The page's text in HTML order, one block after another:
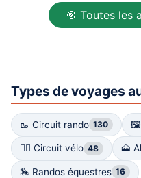
🎯 Toutes les
Types de voyages
🥾 Circuit rando 130 🖼
🚴‍♀️ Circuit vélo 48 🗻
🏇 Randos équestres 16